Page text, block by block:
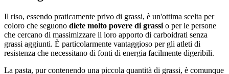
Il riso, essendo praticamente privo di grassi, è un'ottima scelta per
coloro che seguono diete molto povere di grassi o per le persone
che cercano di massimizzare il loro apporto di carboidrati senza
grassi aggiunti. È particolarmente vantaggioso per gli atleti di
resistenza che necessitano di fonti di energia facilmente digeribili.
La pasta, pur contenendo una piccola quantità di grassi, è comunque